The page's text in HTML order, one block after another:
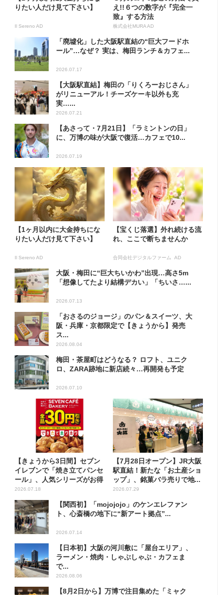
りたい人だけ見て下さい】
Il Sereno AD
え!!６つの数字が『完全一
致』する方法
株式会社MURA AD
「廃墟化」した大阪駅直結の“巨大フードホ
ール”…なぜ？ 実は、梅田ランチ＆カフェ...
2026.07.17
【大阪駅直結】梅田の「りくろーおじさん」
がリニューアル！チーズケーキ以外も充
実…...
2026.07.21
【あさって・7月21日】「ラミントンの日」
に、万博の味が大阪で復活…カフェで10...
2026.07.19
【1ヶ月以内に大金持ちにな
りたい人だけ見て下さい】
Il Sereno AD
【宝くじ落選】外れ続ける流
れ、ここで断ちませんか
合同会社デジタルファーム AD
大阪・梅田に“巨大ちいかわ”出現…高さ5m
「想像してたより結構デカい」「ちいさ…...
2026.07.13
「おさるのジョージ」のパン＆スイーツ、大
阪・兵庫・京都限定で【きょうから】発売
ス...
2026.08.04
梅田・茶屋町はどうなる？ ロフト、ユニク
ロ、ZARA跡地に新店続々…再開発も予定
2026.07.10
【きょうから3日間】セブン
イレブンで「焼き立てパンセ
ール」、人気シリーズがお得
に...
2026.07.18
【7月28日オープン】JR大阪
駅直結！新たな「お土産ショ
ップ」、銘菓バラ売りで地...
2026.07.29
【関西初】「mojojojo」のケンエレファン
ト、心斎橋の地下に“新アート拠点”...
2026.07.14
【日本初】大阪の河川敷に「屋台エリア」、
ラーメン・焼肉・しゃぶしゃぶ・カフェま
で...
2026.08.06
【8月2日から】万博で注目集めた「ミャク